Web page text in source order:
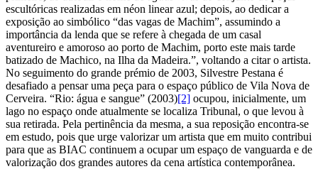
escultóricas realizadas em néon linear azul; depois, ao dedicar a
exposição ao simbólico “das vagas de Machim”, assumindo a
importância da lenda que se refere à chegada de um casal
aventureiro e amoroso ao porto de Machim, porto este mais tarde
batizado de Machico, na Ilha da Madeira.”, voltando a citar o artista.
No seguimento do grande prémio de 2003, Silvestre Pestana é
desafiado a pensar uma peça para o espaço público de Vila Nova de
Cerveira. “Rio: água e sangue” (2003)[2] ocupou, inicialmente, um
lago no espaço onde atualmente se localiza Tribunal, o que levou à
sua retirada. Pela pertinência da mesma, a sua reposição encontra-se
em estudo, pois que urge valorizar um artista que em muito contribui
para que as BIAC continuem a ocupar um espaço de vanguarda e de
valorização dos grandes autores da cena artística contemporânea.